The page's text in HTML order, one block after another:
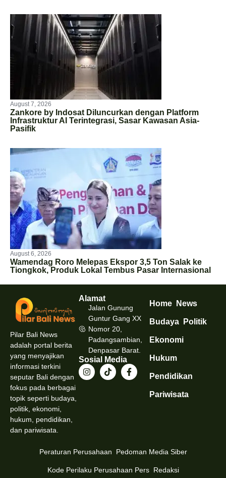
August 7, 2026
Zankore by Indosat Diluncurkan dengan Platform
Infrastruktur AI Terintegrasi, Sasar Kawasan Asia-
Pasifik
August 6, 2026
Wamendag Roro Melepas Ekspor 3,5 Ton Salak ke
Tiongkok, Produk Lokal Tembus Pasar Internasional
Pilar Bali News
adalah portal berita
yang menyajikan
informasi terkini
seputar Bali dengan
fokus pada berbagai
topik seperti budaya,
politik, ekonomi,
hukum, pendidikan,
dan pariwisata.
Alamat
Jalan Gunung
Guntur Gang XX
Nomor 20,
Padangsambian,
Denpasar Barat.
Sosial Media
Home News
Budaya Politik
Ekonomi
Hukum
Pendidikan
Pariwisata
Peraturan Perusahaan Pedoman Media Siber
Kode Perilaku Perusahaan Pers Redaksi